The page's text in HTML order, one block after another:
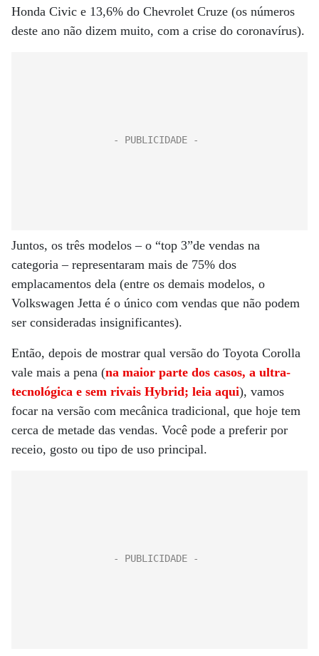
Honda Civic e 13,6% do Chevrolet Cruze (os números
deste ano não dizem muito, com a crise do coronavírus).
Juntos, os três modelos – o “top 3”de vendas na
categoria – representaram mais de 75% dos
emplacamentos dela (entre os demais modelos, o
Volkswagen Jetta é o único com vendas que não podem
ser consideradas insignificantes).
Então, depois de mostrar qual versão do Toyota Corolla
vale mais a pena (na maior parte dos casos, a ultra-
tecnológica e sem rivais Hybrid; leia aqui), vamos
focar na versão com mecânica tradicional, que hoje tem
cerca de metade das vendas. Você pode a preferir por
receio, gosto ou tipo de uso principal.